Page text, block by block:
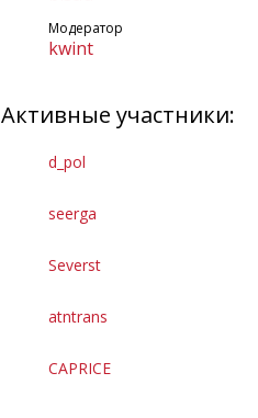
Модератор
kwint
Активные участники:
d_pol
seerga
Severst
atntrans
CAPRICE